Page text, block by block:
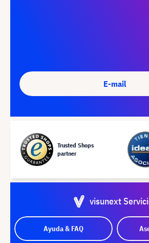
E-mail
Trusted Shops
partner
visunext
Ayuda & FAQ